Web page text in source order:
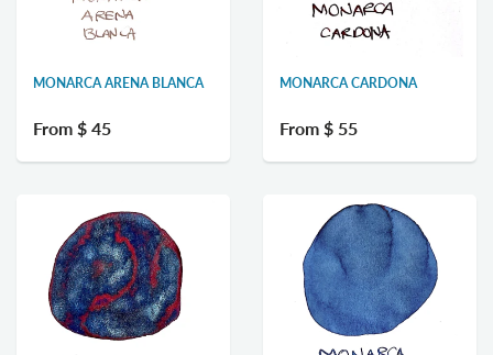
MONARCA ARENA BLANCA
From $ 45
MONARCA CARDONA
From $ 55